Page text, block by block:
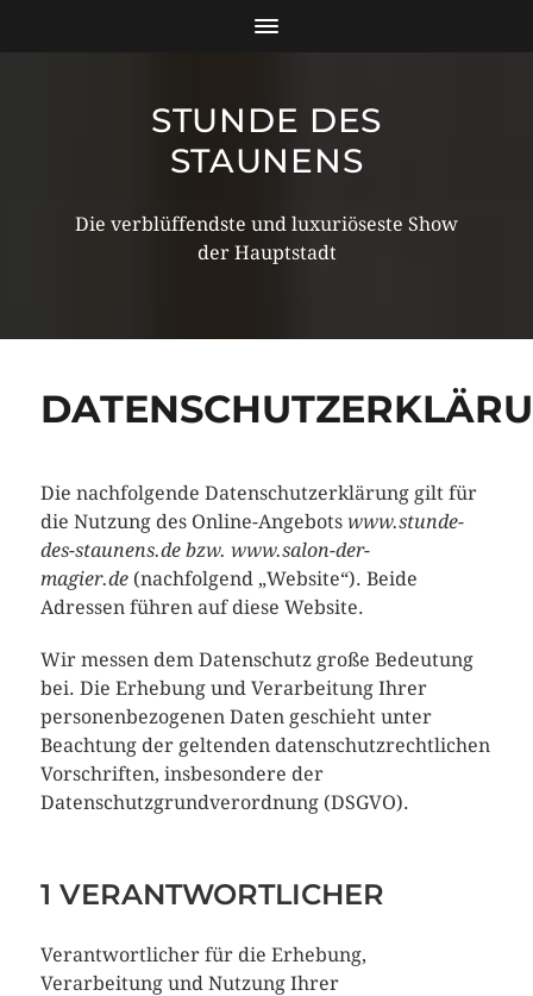
STUNDE DES
STAUNENS
Die verblüffendste und luxuriöseste Show
der Hauptstadt
Die nachfolgende Datenschutzerklärung gilt für
die Nutzung des Online-Angebots www.stunde-
des-staunens.de bzw. www.salon-der-
magier.de (nachfolgend „Website“). Beide
Adressen führen auf diese Website.
Wir messen dem Datenschutz große Bedeutung
bei. Die Erhebung und Verarbeitung Ihrer
personenbezogenen Daten geschieht unter
Beachtung der geltenden datenschutzrechtlichen
Vorschriften, insbesondere der
Datenschutzgrundverordnung (DSGVO).
1 VERANTWORTLICHER
Verantwortlicher für die Erhebung,
Verarbeitung und Nutzung Ihrer